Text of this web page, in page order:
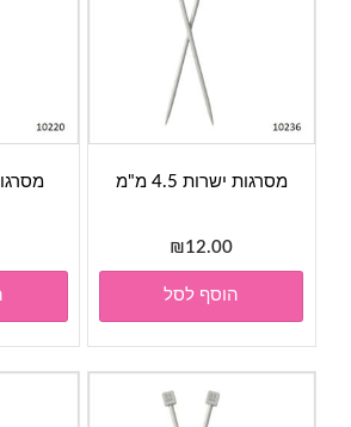
מסרגות ישרות 4.5 מ"מ
₪12.00
הוסף לסל
מסרגות